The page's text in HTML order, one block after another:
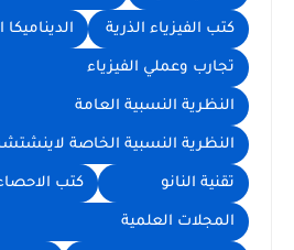
كتب الفيزياء الذرية الديناميكا
تجارب وعملي الفيزياء
النظرية النسبية العامة
النظرية النسبية الخاصة
تقنية النانو كتب
المجلات العلمية